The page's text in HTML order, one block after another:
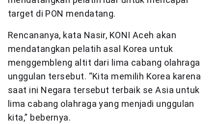
target di PON mendatang.
Rencananya, kata Nasir, KONI Aceh akan
mendatangkan pelatih asal Korea untuk
menggembleng altit dari lima cabang olahraga
unggulan tersebut. “Kita memilih Korea karena
saat ini Negara tersebut terbaik se Asia untuk
lima cabang olahraga yang menjadi unggulan
kita,” bebernya.